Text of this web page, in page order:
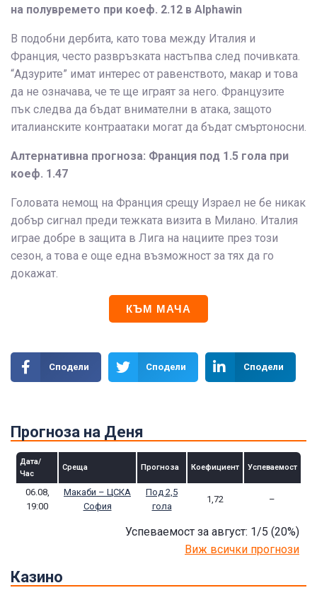
на полувремето при коеф. 2.12 в Alphawin
В подобни дербита, като това между Италия и
Франция, често развръзката настъпва след почивката.
“Адзурите” имат интерес от равенството, макар и това
да не означава, че те ще играят за него. Французите
пък следва да бъдат внимателни в атака, защото
италианските контраатаки могат да бъдат смъртоносни.
Алтернативна прогноза: Франция под 1.5 гола при
коеф. 1.47
Головата немощ на Франция срещу Израел не бе никак
добър сигнал преди тежката визита в Милано. Италия
играе добре в защита в Лига на нациите през този
сезон, а това е още една възможност за тях да го
докажат.
КЪМ МАЧА
Сподели Сподели Сподели
Прогноза на Деня
Дата/
Час
Среща Прогноза Коефициент Успеваемост
06.08,
19:00
Макаби – ЦСКА
София
Под 2,5
гола
1,72 –
Успеваемост за август: 1/5 (20%)
Виж всички прогнози
Казино